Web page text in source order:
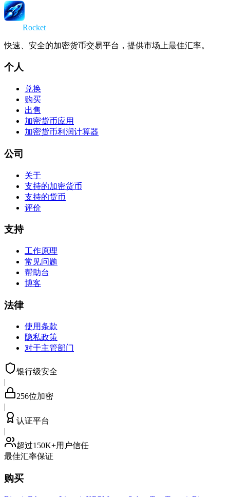
Rocket
快速、安全的加密货币交易平台，提供市场上最佳汇率。
个人
兑换
购买
出售
加密货币应用
加密货币利润计算器
公司
关于
支持的加密货币
支持的货币
评价
支持
工作原理
常见问题
帮助台
博客
法律
使用条款
隐私政策
对于主管部门
银行级安全
|
256位加密
|
认证平台
|
超过150K+用户信任
最佳汇率保证
购买